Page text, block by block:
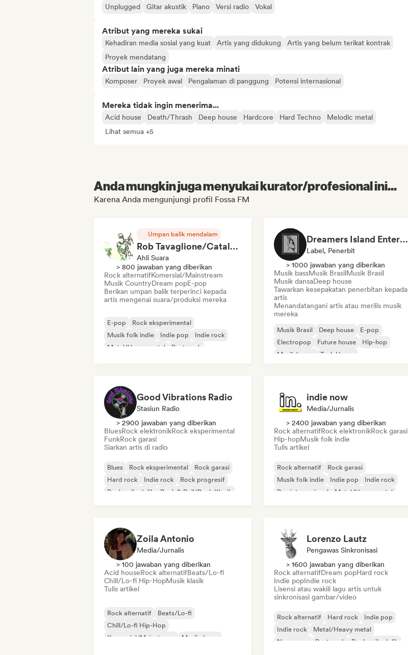
Unplugged Gitar akustik Piano Versi radio Vokal
Atribut yang mereka sukai
Kehadiran media sosial yang kuat Artis yang didukung
Artis yang belum terikat kontrak
Proyek mendatang
Atribut lain yang juga mereka minati
Komposer Proyek awal Pengalaman di panggung Potensi internasional
Mereka tidak ingin menerima...
Acid house Death/Thrash Deep house Hardcore Hard Techno
Melodic metal
Lihat semua +5
Anda mungkin juga menyukai kurator/profesional ini...
Karena Anda mengunjungi profil Fossa FM
Umpan balik mendalam
Rob Tavaglione/Catalyst Recording
Ahli Suara
> 800 jawaban yang diberikan
Rock alternatifKomersial/Mainstream
Musik CountryDream popE-pop
Berikan umpan balik terperinci kepada
artis mengenai suara/produksi mereka
E-pop
Rock eksperimental
Musik folk indie
Indie pop
Indie rock
Metal/Heavy metal
Post-rock
Dreamers Island Entertainment
Label, Penerbit
> 1000 jawaban yang diberikan
Musik bassMusik BrasilMusik Brasil
Musik dansaDeep house
Tawarkan kesepakatan penerbitan kepada
artis
Menandatangani artis atau merilis musik
mereka
Musik Brasil Deep house
E-pop
Electropop
Future house
Hip-hop
Musik house
Tech House
Good Vibrations Radio
Stasiun Radio
> 2900 jawaban yang diberikan
BluesRock elektronikRock eksperimental
FunkRock garasi
Siarkan artis di radio
Blues Rock eksperimental
Rock garasi
Hard rock
Indie rock
Rock progresif
Rock psikedelik
Rock & Roll/Rock Klasik
indie now
Media/Jurnalis
> 2400 jawaban yang diberikan
Rock alternatifRock elektronikRock garasi
Hip-hopMusik folk indie
Tulis artikel
Rock alternatif
Rock garasi
Musik folk indie
Indie pop
Indie rock
Rap internasional
Metal/Heavy metal
Zoila Antonio
Media/Jurnalis
> 100 jawaban yang diberikan
Acid houseRock alternatifBeats/Lo-fi
Chill/Lo-fi Hip-HopMusik klasik
Tulis artikel
Rock alternatif
Beats/Lo-fi
Chill/Lo-fi Hip-Hop
Komersial/Mainstream
Musik dansa
Lorenzo Lautz
Pengawas Sinkronisasi
> 1600 jawaban yang diberikan
Rock alternatifDream popHard rock
Indie popIndie rock
Lisensi atau wakili lagu artis untuk
sinkronisasi gambar/video
Rock alternatif Hard rock
Indie pop
Indie rock
Metal/Heavy metal
New wave
Post-rock Rock psikedelik